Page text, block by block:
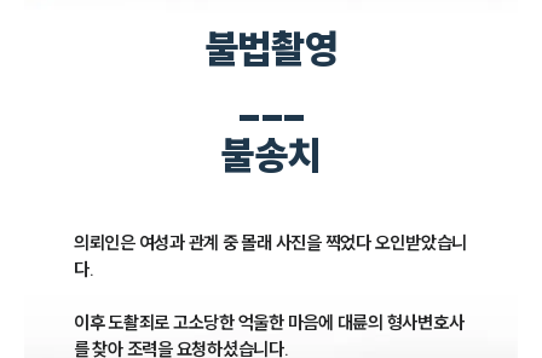
불법촬영
___
불송치
의뢰인은 여성과 관계 중 몰래 사진을 찍었다 오인받았습니
다.
이후 도촬죄로 고소당한 억울한 마음에 대륜의 형사변호사
를 찾아 조력을 요청하셨습니다.